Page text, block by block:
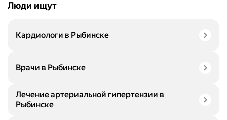
Люди ищут
Кардиологи в Рыбинске
Врачи в Рыбинске
Лечение артериальной гипертензии в
Рыбинске